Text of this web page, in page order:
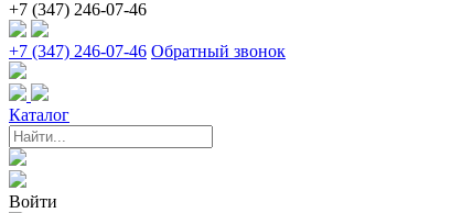
+7 (347) 246-07-46
+7 (347) 246-07-46 Обратный звонок
Каталог
Войти